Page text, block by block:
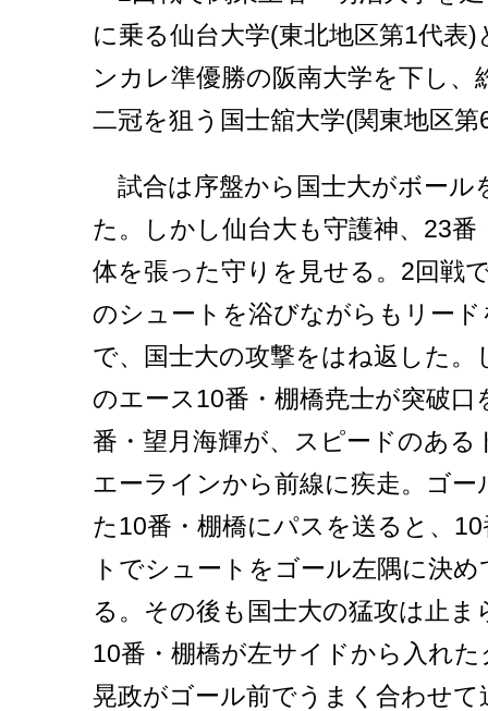
に乗る仙台大学(東北地区第1代表
ンカレ準優勝の阪南大学を下し、
二冠を狙う国士舘大学(関東地区
試合は序盤から国士大がボール
た。しかし仙台大も守護神、23番
体を張った守りを見せる。2回戦
のシュートを浴びながらもリー
で、国士大の攻撃をはね返した。
のエース10番・棚橋尭士が突破口
番・望月海輝が、スピードのあ
エーラインから前線に疾走。ゴ
た10番・棚橋にパスを送ると、
トでシュートをゴール左隅に決
る。その後も国士大の猛攻は止
10番・棚橋が左サイドから入れ
晃政がゴール前でうまく合わせ